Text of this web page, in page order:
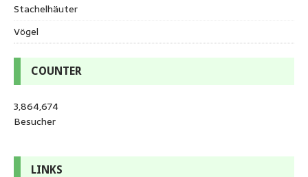
Stachelhäuter
Vögel
COUNTER
3,864,674
Besucher
LINKS